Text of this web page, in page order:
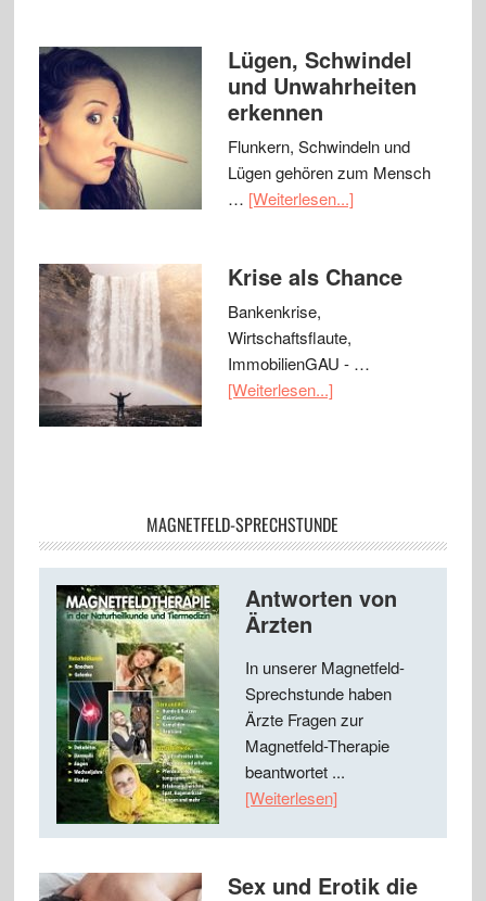
Lügen, Schwindel
und Unwahrheiten
erkennen
Flunkern, Schwindeln und
Lügen gehören zum Mensch
… [Weiterlesen...]
Krise als Chance
Bankenkrise,
Wirtschaftsflaute,
ImmobilienGAU - …
[Weiterlesen...]
MAGNETFELD-SPRECHSTUNDE
Antworten von
Ärzten
In unserer Magnetfeld-
Sprechstunde haben
Ärzte Fragen zur
Magnetfeld-Therapie
beantwortet ...
[Weiterlesen]
Sex und Erotik die